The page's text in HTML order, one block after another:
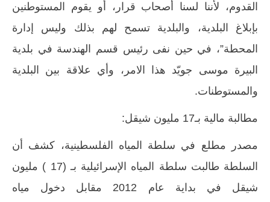
القدوم، لأننا لسنا أصحاب قرار، أو يقوم المستوطنين
بإبلاغ البلدية، والبلدية تسمح لهم بذلك وليس إدارة
المحطة”، في حين نفى رئيس قسم الهندسة في بلدية
البيرة موسى جويّد هذا الامر، وأي علاقة بين البلدية
والمستوطنات.
مطالبة مالية بـ17 مليون شيقل:
مصدر مطلع في سلطة المياه الفلسطينية، كشف أن
السلطة طالبت سلطة المياه الإسرائيلية بـ (17 ) مليون
شيقل في بداية عام 2012 مقابل دخول مياه